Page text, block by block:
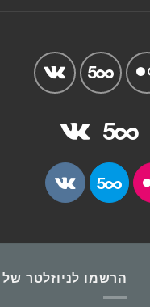
הרשמו לניוזלטר של MADEIN